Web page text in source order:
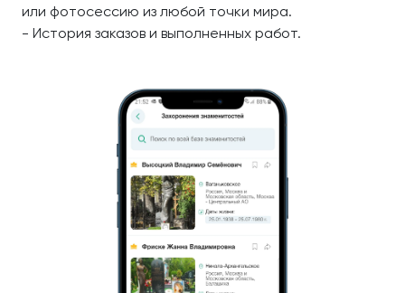
или фотосессию из любой точки мира.
- История заказов и выполненных работ.